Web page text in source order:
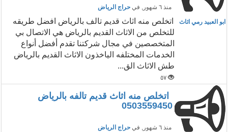
منذ ٦ شهور , في حراج الرياض
ابو العبيد رمي اثاث
اتخلص منه اثاث قديم تالف بالرياض ‏افضل طريقه
للتخلص من الاثاث القديم بالرياض هي الاتصال بي
المتخصصين في مجال شركتنا تقدم أفضل أنواع
الخدمات المختلفه الياخذون الاثاث القديم بالرياض
طش الاثاث الق...
٥٧
اتخلص منه اثاث قديم تالفه بالرياض
0503559450
منذ ٦ شهور , في حراج الرياض